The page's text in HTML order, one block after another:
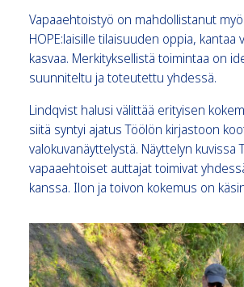
Vapaaehtoistyö on mahdollistanut
HOPE:laisille tilaisuuden oppia, kantaa
kasvaa. Merkityksellistä toimintaa on
suunniteltu ja toteutettu yhdessä.
Lindqvist halusi välittää erityisen
siitä syntyi ajatus Töölön kirjastoon
valokuvanäyttelystä. Näyttelyn kuvissa
vapaaehtoiset auttajat toimivat
kanssa. Ilon ja toivon kokemus on